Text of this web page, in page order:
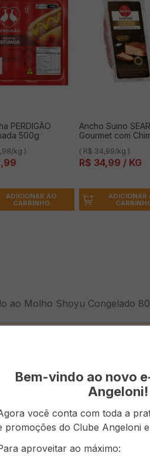
PERDIGÃO
500g
kg )
,99
ADICIONAR AO
CARRINHO
Ancho Suino
Gourmet com
( R$ 34,99/kg )
R$ 34,99 / KG
ADICIONAR
ao Molho Shoyu Congelado
Coração
Sim
Bem-vindo ao novo
Angeloni!
você conta com toda a
promoções do Clube Angeloni
aproveitar ao máximo: